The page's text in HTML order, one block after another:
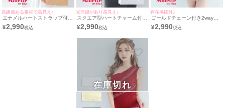
高級感ある素材で高見え♪
エナメルハートストラップ付き
2wayハンドプチプラミニバッ
グ[myMinette/マイミネット]
¥2,990
光沢感があり高見え♪
スクエア型ハートチャーム付き
2wayハンドプチプラミニバッ
グ[myMinette/マイミネット]
¥2,990
存在感抜群♪
ゴールドチェーン付き2wayプ
チプラミニバッグ[myMinette/
マイミネット]
¥2,990
在庫切れ